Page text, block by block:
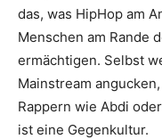
das, was HipHop am
Menschen am Rande
ermächtigen. Selbst
Mainstream
Rappern wie Abdi
ist eine Gegenkultur.